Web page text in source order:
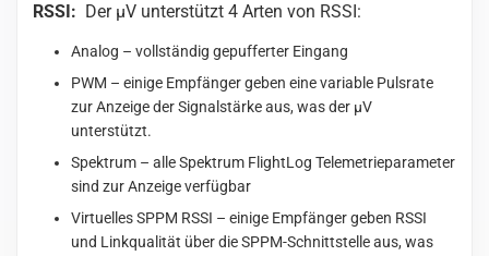
RSSI: Der µV unterstützt 4 Arten von RSSI:
Analog – vollständig gepufferter Eingang
PWM – einige Empfänger geben eine variable Pulsrate
zur Anzeige der Signalstärke aus, was der µV
unterstützt.
Spektrum – alle Spektrum FlightLog Telemetrieparameter
sind zur Anzeige verfügbar
Virtuelles SPPM RSSI – einige Empfänger geben RSSI
und Linkqualität über die SPPM-Schnittstelle aus, was